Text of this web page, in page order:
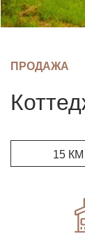
ПРОДАЖА
15